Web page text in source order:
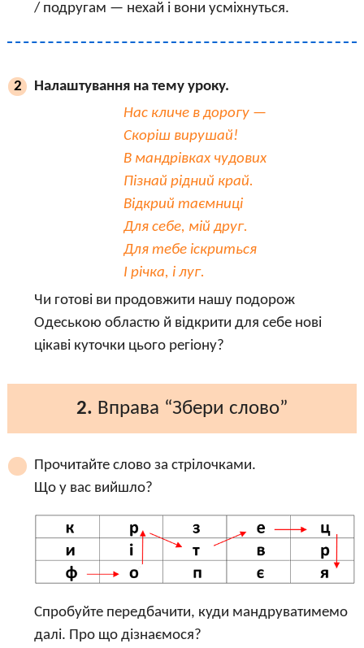
/ подругам — нехай і вони усміхнуться.
2
Налаштування на тему уроку.
Нас кличе в дорогу —
Скоріш вирушай!
В мандрівках чудових
Пізнай рідний край.
Відкрий таємниці
Для себе, мій друг.
Для тебе іскриться
І річка, і луг.
Чи готові ви продовжити нашу подорож
Одеською областю й відкрити для себе нові
цікаві куточки цього регіону?
2. Вправа “Збери слово”
Прочитайте слово за стрілочками.
Що у вас вийшло?
Спробуйте передбачити, куди мандруватимемо
далі. Про що дізнаємося?